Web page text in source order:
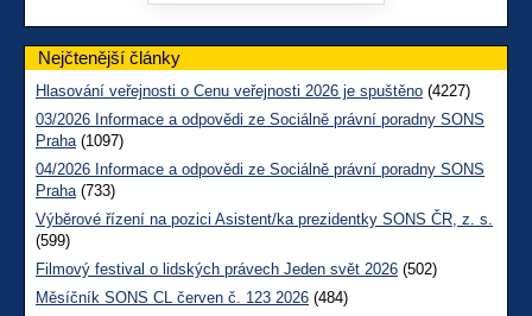
Nejčtenější články
Hlasování veřejnosti o Cenu veřejnosti 2026 je spuštěno (4227)
03/2026 Informace a odpovědi ze Sociálně právní poradny SONS
Praha(1097)
04/2026 Informace a odpovědi ze Sociálně právní poradny SONS
Praha(733)
Výběrové řízení na pozici Asistent/ka prezidentky SONS ČR, z. s.
(599)
Filmový festival o lidských právech Jeden svět 2026 (502)
Měsíčník SONS CL červen č. 123 2026 (484)